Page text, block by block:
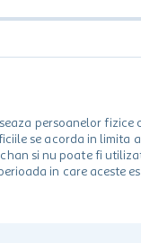
persoanelor
se acorda in
si nu poate fi
in care aceste